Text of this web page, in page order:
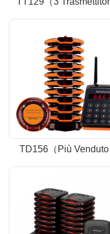
TD156（Più Venduto